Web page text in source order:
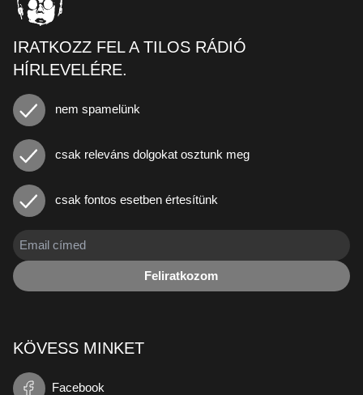
IRATKOZZ FEL A TILOS RÁDIÓ
HÍRLEVELÉRE.
nem spamelünk
csak releváns dolgokat osztunk meg
csak fontos esetben értesítünk
Feliratkozom
KÖVESS MINKET
Facebook